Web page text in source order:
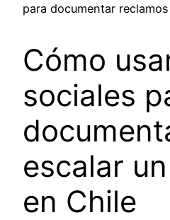
para documentar
Cómo
sociales
escalar
en Chile